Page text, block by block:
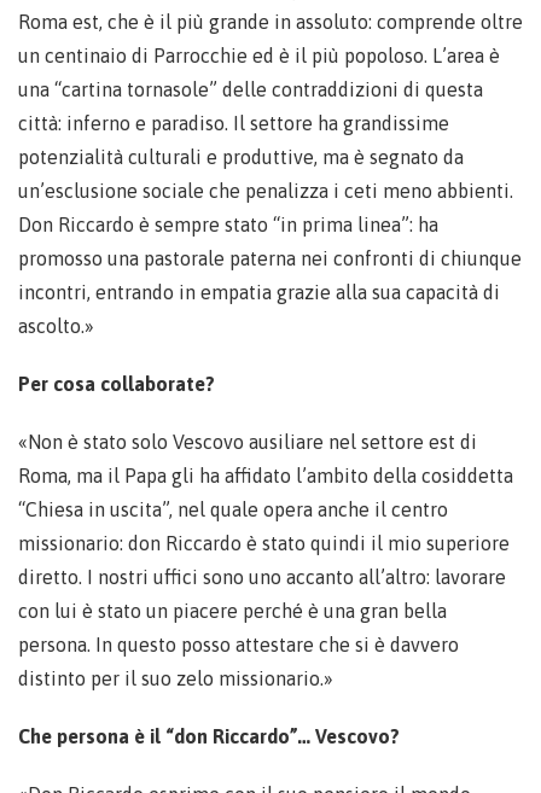
Roma est, che è il più grande in assoluto: comprende oltre
un centinaio di Parrocchie ed è il più popoloso. L’area è
una “cartina tornasole” delle contraddizioni di questa
città: inferno e paradiso. Il settore ha grandissime
potenzialità culturali e produttive, ma è segnato da
un’esclusione sociale che penalizza i ceti meno abbienti.
Don Riccardo è sempre stato “in prima linea”: ha
promosso una pastorale paterna nei confronti di chiunque
incontri, entrando in empatia grazie alla sua capacità di
ascolto.»
Per cosa collaborate?
«Non è stato solo Vescovo ausiliare nel settore est di
Roma, ma il Papa gli ha affidato l’ambito della cosiddetta
“Chiesa in uscita”, nel quale opera anche il centro
missionario: don Riccardo è stato quindi il mio superiore
diretto. I nostri uffici sono uno accanto all’altro: lavorare
con lui è stato un piacere perché è una gran bella
persona. In questo posso attestare che si è davvero
distinto per il suo zelo missionario.»
Che persona è il “don Riccardo”… Vescovo?